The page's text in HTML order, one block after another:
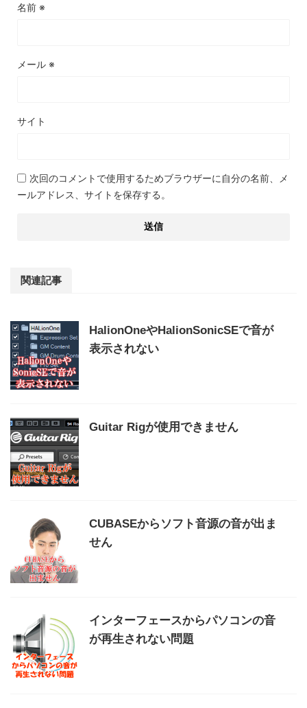
名前 ※
メール ※
サイト
次回のコメントで使用するためブラウザーに自分の名前、メ
ールアドレス、サイトを保存する。
関連記事
HalionOneやHalionSonicSEで音が
表示されない
Guitar Rigが使用できません
CUBASEからソフト音源の音が出ま
せん
インターフェースからパソコンの音
が再生されない問題